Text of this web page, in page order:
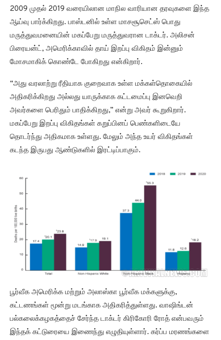
2009 முதல் 2019 வரையிலான மாநில வாரியான தரவுகளை இந்த
ஆய்வு பார்க்கிறது. பாஸ்டனில் உள்ள மாசசூசெட்ஸ் பொது
மருத்துவமனையின் மகப்பேறு மருத்துவரான டாக்டர். அலிசன்
பிரையன்ட், அமெரிக்காவில் தாய் இறப்பு விகிதம் இன்னும்
மோசமாகிக் கொண்டே போகிறது என்கிறார்.
“அது வரலாற்று ரீதியாக குறைவாக உள்ள மக்கள்தொகையில்
அதிகரிக்கிறது அல்லது யாருக்காக கட்டமைப்பு இனவெறி
அவர்களை பெரிதும் பாதிக்கிறது,” என்று அவர் கூறுகிறார்.
மகப்பேறு இறப்பு விகிதங்கள் கறுப்பினப் பெண்களிடையே
தொடர்ந்து அதிகமாக உள்ளது. மேலும் அந்த உயர் விகிதங்கள்
கடந்த இருபது ஆண்டுகளில் இரட்டிப்பாகும்.
பூர்வீக அமெரிக்க மற்றும் அலாஸ்கா பூர்வீக மக்களுக்கு,
கட்டணங்கள் மூன்று மடங்காக அதிகரித்துள்ளது. வாஷிங்டன்
பல்கலைக்கழகத்தைச் சேர்ந்த டாக்டர் கிரிகோரி ரோத் என்பவரும்
இந்தக் கட்டுரையை இணைந்து எழுதியுள்ளார். கர்ப்ப மரணங்களை